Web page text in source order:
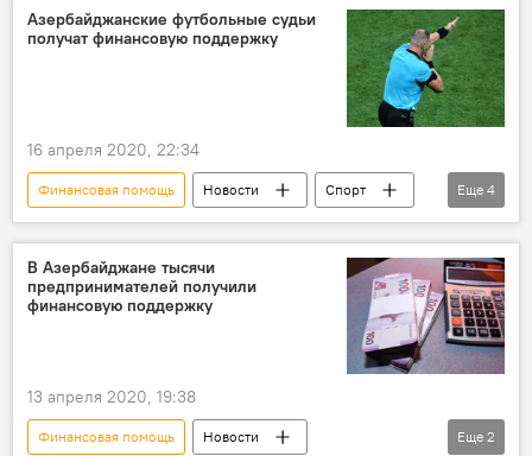
Предприниматели
Азербайджанские футбольные судьи
получат финансовую поддержку
16 апреля 2020, 22:34
Финансовая помощь Новости
Спорт
ЖИЗНЬ
Азербайджан
АФФА
Судьи
Еще 4
В Азербайджане тысячи
предпринимателей получили
финансовую поддержку
13 апреля 2020, 19:38
Финансовая помощь
Новости
Еще 2